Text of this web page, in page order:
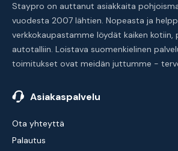
Staypro on auttanut asiakkaita
vuodesta 2007 lähtien. Nopeasta ja
verkkokaupastamme löydät kaiken kotiin,
autotalliin. Loistava suomenkielinen
toimitukset ovat meidän juttumme -
Asiakaspalvelu
Ota yhteyttä
Palautus